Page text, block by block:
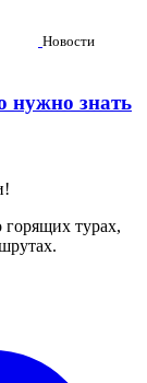
Новости
нужно знать
турах,